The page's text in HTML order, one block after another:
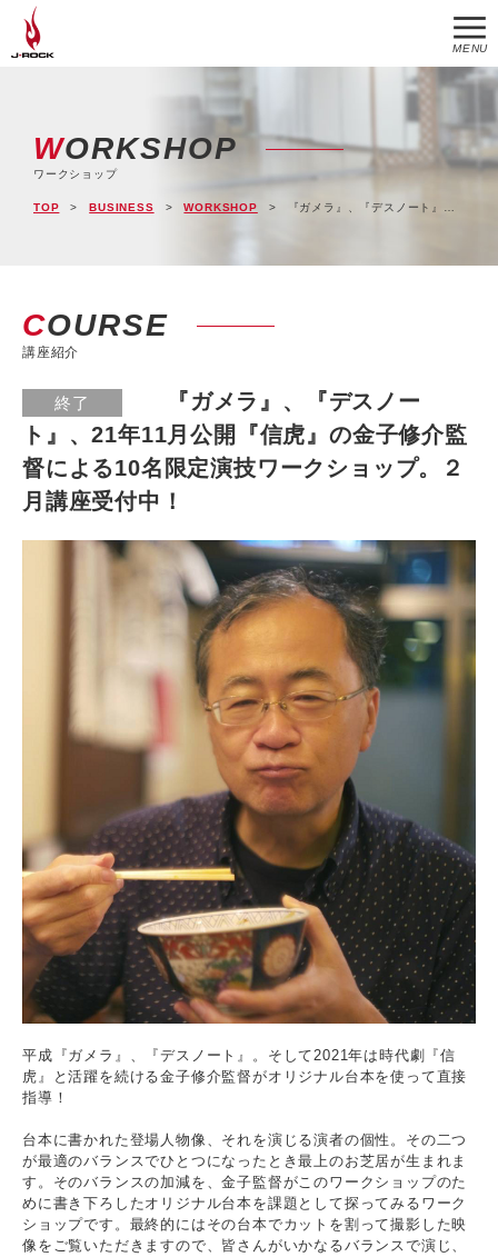
MENU
WORKSHOP
ワークショップ
TOP BUSINESS WORKSHOP 『ガメラ』、『デスノート』、21年11月公開『信虎』の金子修介監督による10名限定演技ワークショップ。２月講座受付中！
COURSE
講座紹介
終了
『ガメラ』、『デスノー
ト』、21年11月公開『信虎』の金子修介監
督による10名限定演技ワークショップ。２
月講座受付中！
平成『ガメラ』、『デスノート』。そして2021年は時代劇『信
虎』と活躍を続ける金子修介監督がオリジナル台本を使って直接
指導！
台本に書かれた登場人物像、それを演じる演者の個性。その二つ
が最適のバランスでひとつになったとき最上のお芝居が生まれま
す。そのバランスの加減を、金子監督がこのワークショップのた
めに書き下ろしたオリジナル台本を課題として探ってみるワーク
ショップです。最終的にはその台本でカットを割って撮影した映
像をご覧いただきますので、皆さんがいかなるバランスで演じ、